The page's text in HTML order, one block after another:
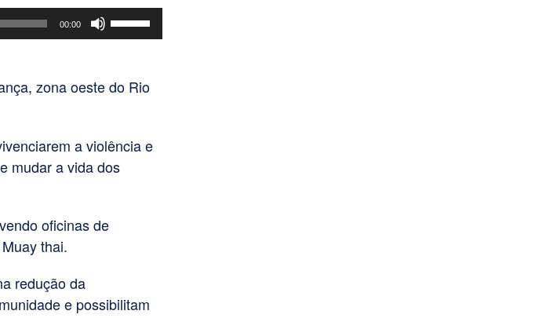
00:00
Use
as
para
para
baixo
zona oeste do Rio
a violência e
mudar a vida dos
oficinas de
thai.
redução da
e possibilitam